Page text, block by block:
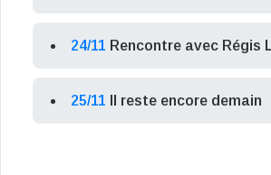
24/11 Rencontre avec Régis
25/11 Il reste encore demain